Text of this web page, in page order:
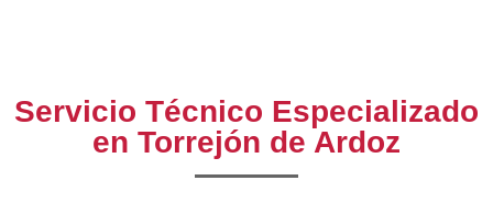
Servicio Técnico Especializado
en Torrejón de Ardoz